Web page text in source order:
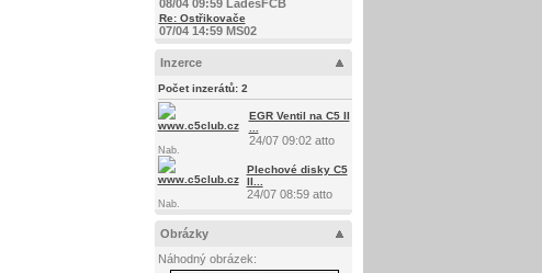
08/04 09:59 LadesFCB
Re: Ostřikovače
07/04 14:59 MS02
Inzerce
Počet inzerátů: 2
Nab.
EGR Ventil na C5 II
24/07 09:02 atto
Nab.
Plechové disky C5
II...
24/07 08:59 atto
Obrázky
Náhodný obrázek: